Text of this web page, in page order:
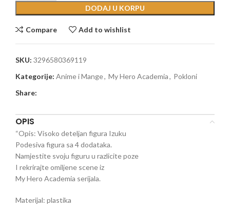
DODAJ U KORPU
Compare Add to wishlist
SKU: 3296580369119
Kategorije: Anime i Mange, My Hero Academia, Pokloni
Share:
OPIS
“Opis: Visoko deteljan figura Izuku
Podesiva figura sa 4 dodataka.
Namjestite svoju figuru u razlicite poze
I rekrirajte omiljene scene iz
My Hero Academia serijala.
Materijal: plastika